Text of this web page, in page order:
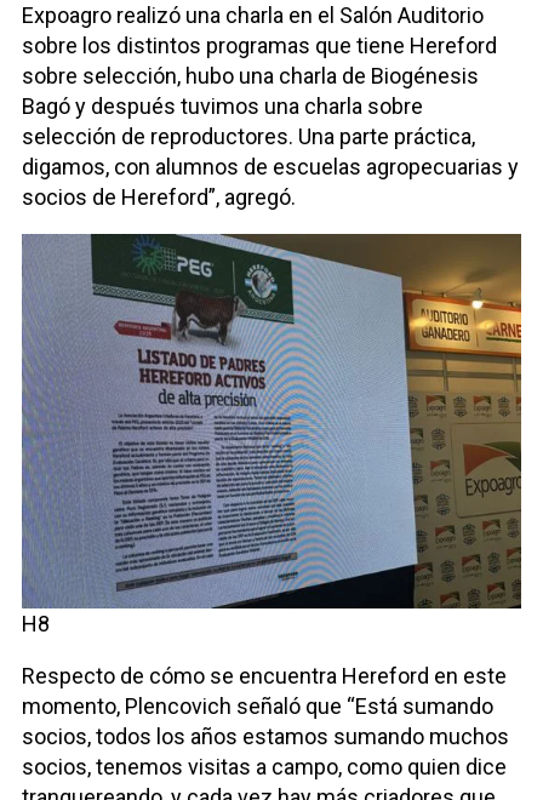
Expoagro realizó una charla en el Salón Auditorio
sobre los distintos programas que tiene Hereford
sobre selección, hubo una charla de Biogénesis
Bagó y después tuvimos una charla sobre
selección de reproductores. Una parte práctica,
digamos, con alumnos de escuelas agropecuarias y
socios de Hereford”, agregó.
H8
Respecto de cómo se encuentra Hereford en este
momento, Plencovich señaló que “Está sumando
socios, todos los años estamos sumando muchos
socios, tenemos visitas a campo, como quien dice